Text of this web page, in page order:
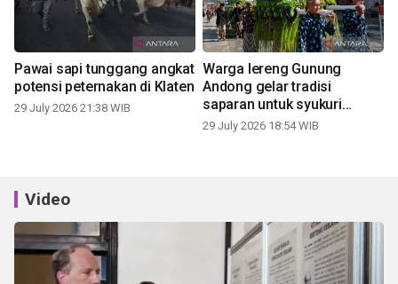
Pawai sapi tunggang angkat
potensi peternakan di Klaten
29 July 2026 21:38 WIB
Warga lereng Gunung
Andong gelar tradisi
saparan untuk syukuri
panen
29 July 2026 18:54 WIB
Video